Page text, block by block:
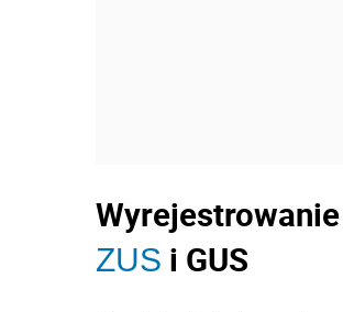
ZUS i GUS